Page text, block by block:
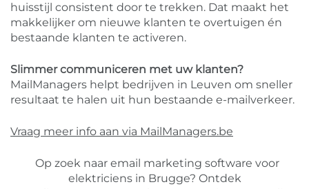
huisstijl consistent door te trekken. Dat maakt het
makkelijker om nieuwe klanten te overtuigen én
bestaande klanten te activeren.
Slimmer communiceren met uw klanten?
MailManagers helpt bedrijven in Leuven om sneller
resultaat te halen uit hun bestaande e-mailverkeer.
Vraag meer info aan via MailManagers.be
Op zoek naar email marketing software voor
elektriciens in Brugge? Ontdek